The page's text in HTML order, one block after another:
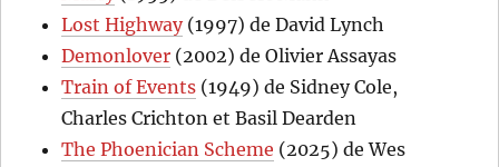
Lost Highway(1997) de David Lynch
Demonlover (2002) de Olivier Assayas
Train of Events (1949) de Sidney Cole,
Charles Crichton et Basil Dearden
The Phoenician Scheme (2025) de Wes